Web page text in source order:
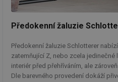
Předokenní žaluzie
Předokenní žaluzie Schlotterer
zatemňující Z, nebo zcela jedinečné
interiér před přehříváním, ale
Dle barevného provedení dokáží